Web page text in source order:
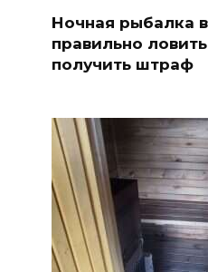
Ночная рыбалка
правильно
получить штраф